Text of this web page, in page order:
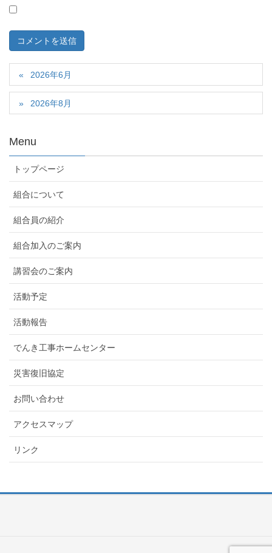
2026年6月
2026年8月
Menu
トップページ
組合について
組合員の紹介
組合加入のご案内
講習会のご案内
活動予定
活動報告
でんき工事ホームセンター
災害復旧協定
お問い合わせ
アクセスマップ
リンク